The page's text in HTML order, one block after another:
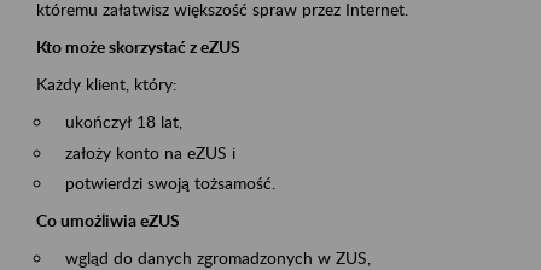
któremu załatwisz większość spraw przez Internet.
Kto może skorzystać z eZUS
Każdy klient, który:
ukończył 18 lat,
założy konto na eZUS i
potwierdzi swoją tożsamość.
Co umożliwia eZUS
wgląd do danych zgromadzonych w ZUS,